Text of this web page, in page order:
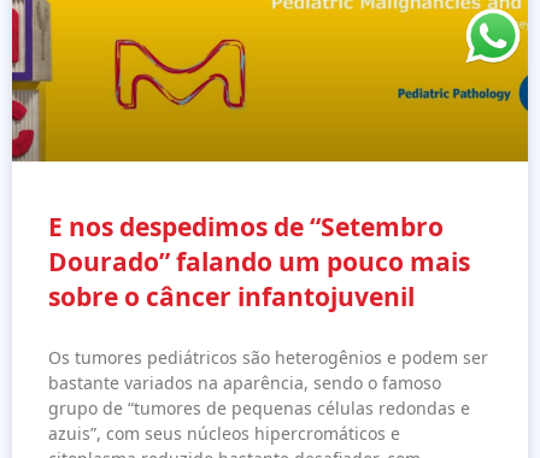
E nos despedimos de “Setembro
Dourado” falando um pouco mais
sobre o câncer infantojuvenil
Os tumores pediátricos são heterogênios e podem ser
bastante variados na aparência, sendo o famoso
grupo de “tumores de pequenas células redondas e
azuis”, com seus núcleos hipercromáticos e